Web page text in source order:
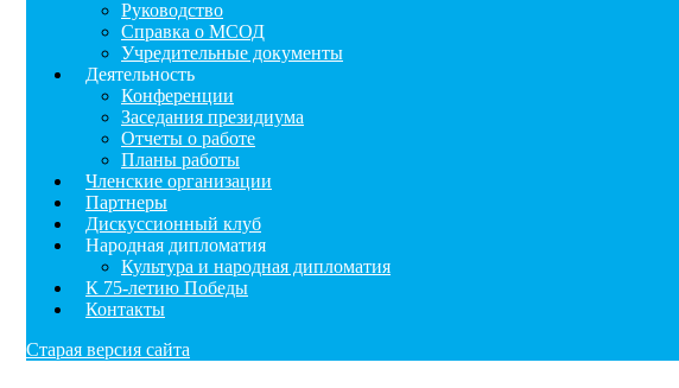
Руководство
Справка о МСОД
Учредительные документы
Деятельность
Конференции
Заседания президиума
Отчеты о работе
Планы работы
Членские организации
Партнеры
Дискуссионный клуб
Народная дипломатия
Культура и народная дипломатия
К 75-летию Победы
Контакты
Старая версия сайта